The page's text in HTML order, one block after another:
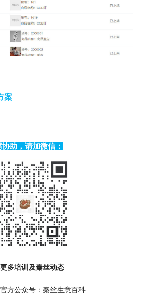
案
助，请加微信：
多培训及秦丝动态
方公众号：秦丝生意百科